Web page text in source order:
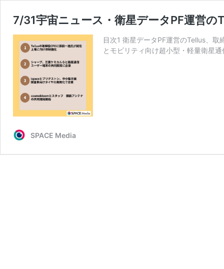
7/31宇宙ニュース・衛星データPF運営
目次1 衛星データPF運営のTellus、
とモビリティ向け超小型・軽量衛星
SPACE Media